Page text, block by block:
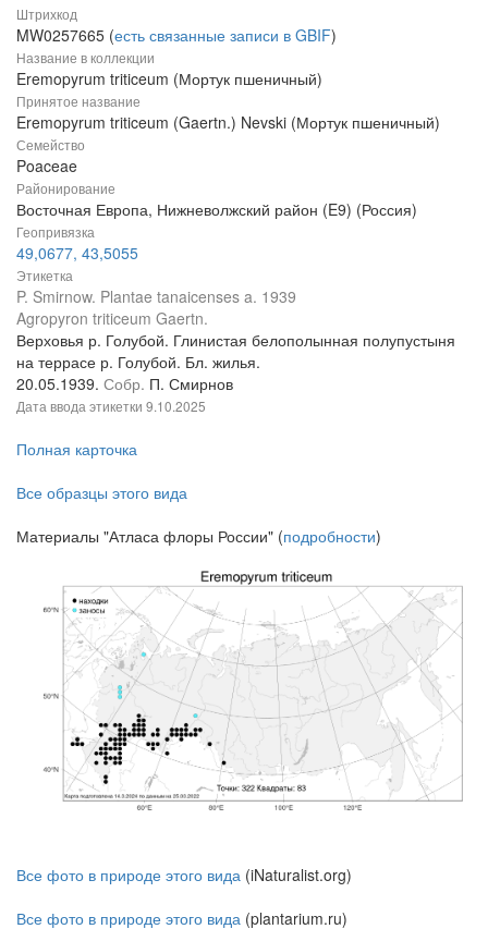
Штрихкод
MW0257665 (есть связанные записи в GBIF)
Название в коллекции
Eremopyrum triticeum (Мортук пшеничный)
Принятое название
Eremopyrum triticeum (Gaertn.) Nevski (Мортук пшеничный)
Семейство
Poaceae
Районирование
Восточная Европа, Нижневолжский район (E9) (Россия)
Геопривязка
49,0677, 43,5055
Этикетка
P. Smirnow. Plantae tanaicenses a. 1939
Agropyron triticeum Gaertn.
Верховья р. Голубой. Глинистая белополынная полупустыня
на террасе р. Голубой. Бл. жилья.
20.05.1939. Собр. П. Смирнов
Дата ввода этикетки 9.10.2025
Полная карточка
Все образцы этого вида
Материалы "Атласа флоры России" (подробности)
Все фото в природе этого вида (iNaturalist.org)
Все фото в природе этого вида (plantarium.ru)